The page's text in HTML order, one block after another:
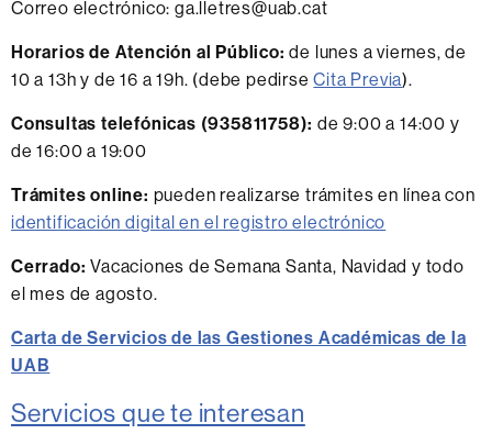
Correo electrónico: ga.lletres@uab.cat
Horarios de Atención al Público:de lunes a viernes, de
10 a 13h y de 16 a 19h. (debe pedirseCita Previa).
Consultas telefónicas (935811758):de 9:00 a 14:00 y
de 16:00 a 19:00
Trámites online: pueden realizarse trámites en línea con
identificación digital en el registro electrónico
Cerrado:Vacaciones de Semana Santa, Navidad y todo
el mes de agosto.
Carta de Servicios de las Gestiones Académicas de la
UAB
Servicios que te interesan